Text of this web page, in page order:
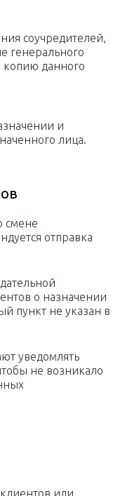
соучредителей,
генерального
копию данного
и
лица.
смене
отправка
о назначении
пункт не указан в
уведомлять
не возникало
или